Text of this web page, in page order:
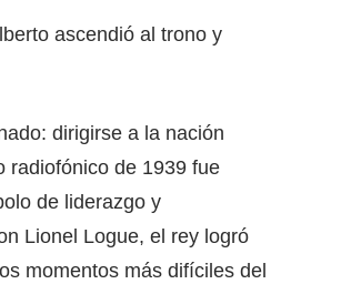
ascendió al trono y
dirigirse a la nación
radiofónico de 1939 fue
de liderazgo y
Lionel Logue, el rey logró
momentos más difíciles del